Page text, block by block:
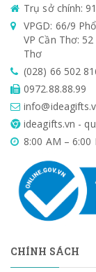
Trụ sở chính:
VPGD: 66/9
VP Cần Thơ:
Thơ
(028) 66 502
0972.88.88.99
ideagifts.vn -
8:00 AM –
CHÍNH SÁCH